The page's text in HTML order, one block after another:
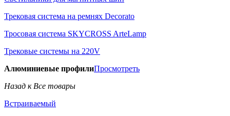
Трековая система на ремнях Decorato
Тросовая система SKYCROSS ArteLamp
Трековые системы на 220V
Алюминиевые профилиПросмотреть
Назад к Все товары
Встраиваемый